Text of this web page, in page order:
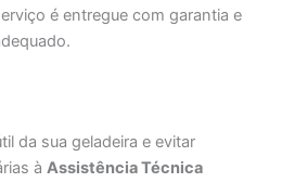
é entregue com garantia e
da sua geladeira e evitar
àAssistência Técnica